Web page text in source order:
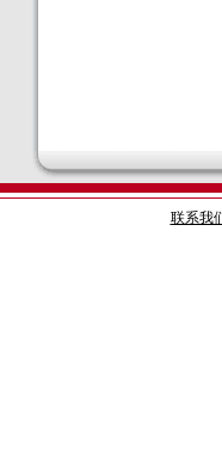
联系我